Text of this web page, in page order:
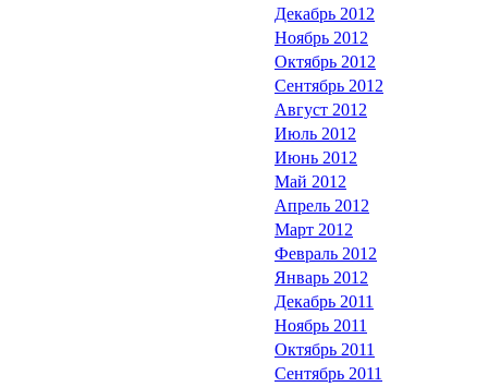
Декабрь 2012
Ноябрь 2012
Октябрь 2012
Сентябрь 2012
Август 2012
Июль 2012
Июнь 2012
Май 2012
Апрель 2012
Март 2012
Февраль 2012
Январь 2012
Декабрь 2011
Ноябрь 2011
Октябрь 2011
Сентябрь 2011